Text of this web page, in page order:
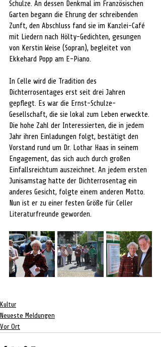
Schulze. An dessen Denkmal im Französischen
Garten begann die Ehrung der schreibenden
Zunft, den Abschluss fand sie im Kanzlei-Café
mit Liedern nach Hölty-Gedichten, gesungen
von Kerstin Weise (Sopran), begleitet von
Ekkehard Popp am E-Piano.
In Celle wird die Tradition des
Dichterrosentages erst seit drei Jahren
gepflegt. Es war die Ernst-Schulze-
Gesellschaft, die sie lokal zum Leben erweckte.
Die hohe Zahl der Interessierten, die in jedem
Jahr ihren Einladungen folgt, bestätigt den
Vorstand rund um Dr. Lothar Haas in seinem
Engagement, das sich auch durch großen
Einfallsreichtum auszeichnet. An jedem ersten
Junisamstag hatte der Dichterrosentag ein
anderes Gesicht, folgte einem anderen Motto.
Nun ist er zu einer festen Größe für Celler
Literaturfreunde geworden.
Kultur
Neueste Meldungen
Vor Ort